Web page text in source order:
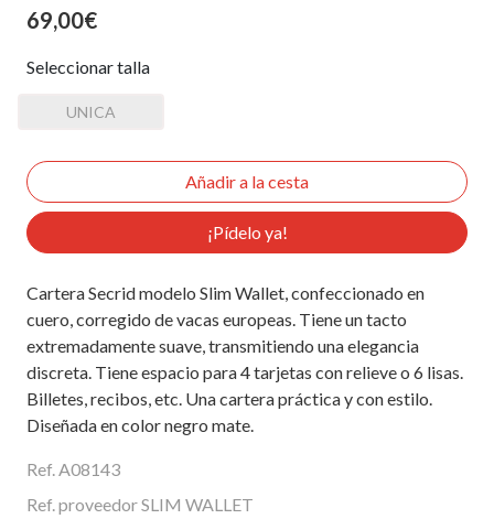
69,00€
Seleccionar talla
UNICA
¡Pídelo ya!
Cartera Secrid modelo Slim Wallet, confeccionado en
cuero, corregido de vacas europeas. Tiene un tacto
extremadamente suave, transmitiendo una elegancia
discreta. Tiene espacio para 4 tarjetas con relieve o 6 lisas.
Billetes, recibos, etc. Una cartera práctica y con estilo.
Diseñada en color negro mate.
Ref. A08143
Ref. proveedor SLIM WALLET